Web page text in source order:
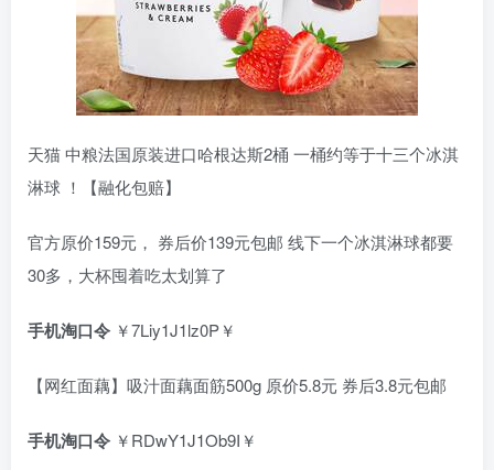
天猫 中粮法国原装进口哈根达斯2桶 一桶约等于十三个冰淇
淋球 ！【融化包赔】
官方原价159元， 券后价139元包邮 线下一个冰淇淋球都要
30多，大杯囤着吃太划算了
手机淘口令 ￥7Liy1J1lz0P￥
【网红面藕】吸汁面藕面筋500g 原价5.8元 券后3.8元包邮
手机淘口令 ￥RDwY1J1Ob9I￥